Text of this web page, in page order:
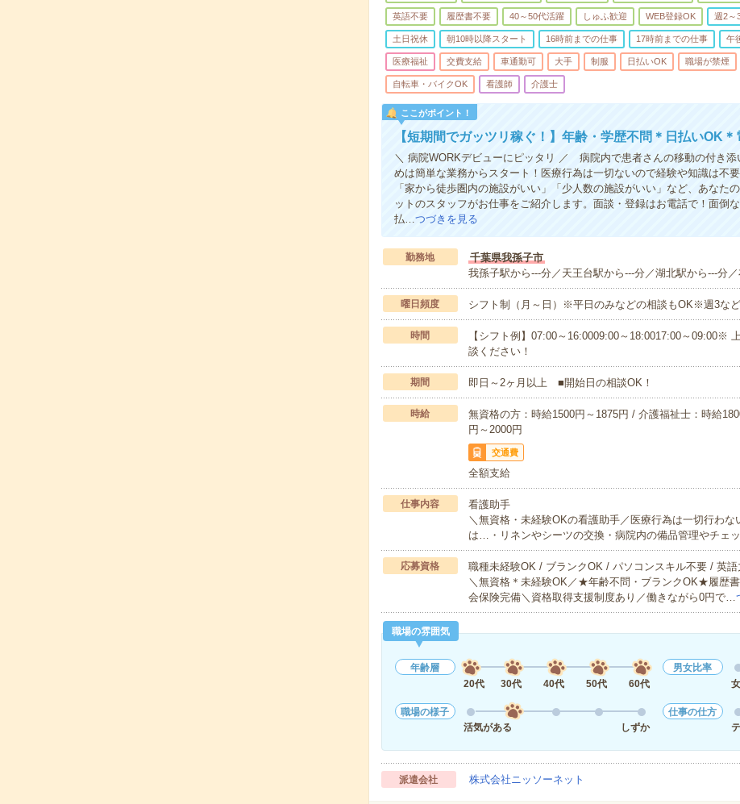
英語不要 履歴書不要 40～50代活躍 しゅふ歓迎 WEB登録OK 週2～
土日祝休 朝10時以降スタート 16時前までの仕事 17時前までの仕事 午
医療福祉 交費支給 車通勤可 大手 制服 日払いOK 職場が禁煙
自転車・バイクOK 看護師 介護士
ここがポイント！
【短期間でガッツリ稼ぐ！】年齢・学歴不問＊日払いOK
＼ 病院WORKデビューにピッタリ ／ 病院内で患者さんの移動の付き添
めは簡単な業務からスタート！医療行為は一切ないので経験や知識は不
「家から徒歩圏内の施設がいい」「少人数の施設がいい」など、あなた
ットのスタッフがお仕事をご紹介します。面談・登録はお電話で！面倒
払…つづきを見る
勤務地
千葉県我孫子市
我孫子駅から---分／天王台駅から---分／湖北駅から---分
曜日頻度 シフト制（月～日）※平日のみなどの相談もOK※週3な
時間
【シフト例】07:00～16:0009:00～18:0017:00～09:00※
談ください！
期間 即日～2ヶ月以上 ■開始日の相談OK！
時給
無資格の方：時給1500円～1875円 / 介護福祉士：時給
円～2000円
交通費
全額支給
仕事内容
看護助手
＼無資格・未経験OKの看護助手／医療行為は一切行わ
は…・リネンやシーツの交換・病院内の備品管理やチェ
応募資格
職種未経験OK / ブランクOK / パソコンスキル不要 / 英語
＼無資格＊未経験OK／★年齢不問・ブランクOK★履歴
会保険完備＼資格取得支援制度あり／働きながら0円で…
職場の雰囲気
年齢層
20代
30代 40代 50代 60代
男女比率
職場の様子
活気がある
しずか
仕事の仕方
派遣会社 株式会社ニッソーネット